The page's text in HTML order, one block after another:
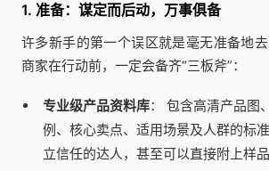
1. 准备：谋定而后动，万事俱备
许多新手的第一个误区就是毫无准备地
商家在行动前，一定会备齐“三板斧”：
专业级产品资料库： 包含高清产品图
例、核心卖点、适用场景及人群的标
立信任的达人，甚至可以直接附上样品